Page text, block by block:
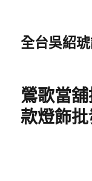
全台吳紹
鶯歌當
款燈飾